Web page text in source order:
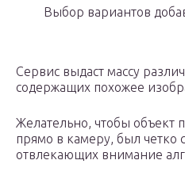
Выбор вариантов
Сервис выдаст массу
содержащих похожее
Желательно, чтобы объект
прямо в камеру, был четко
отвлекающих внимание